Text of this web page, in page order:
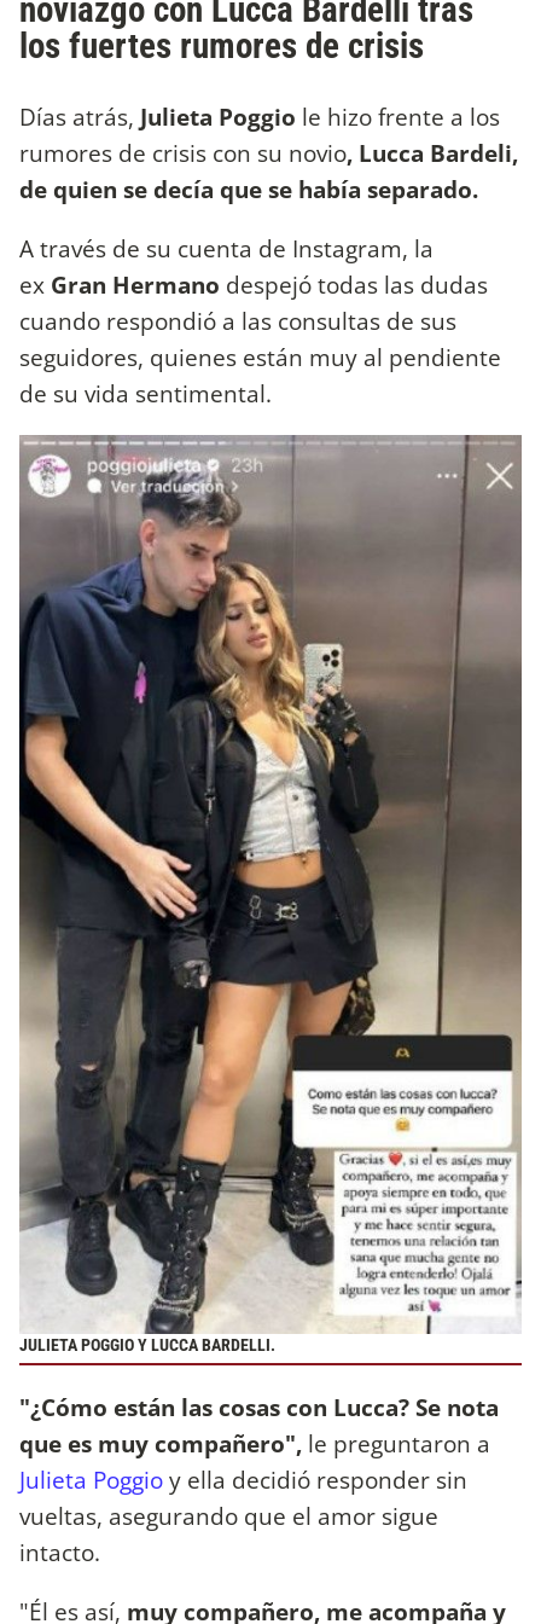
noviazgo con Lucca Bardelli tras
los fuertes rumores de crisis
Días atrás, Julieta Poggio le hizo frente a los
rumores de crisis con su novio, Lucca Bardeli,
de quien se decía que se había separado.
A través de su cuenta de Instagram, la
ex Gran Hermano despejó todas las dudas
cuando respondió a las consultas de sus
seguidores, quienes están muy al pendiente
de su vida sentimental.
JULIETA POGGIO Y LUCCA BARDELLI.
"¿Cómo están las cosas con Lucca? Se nota
que es muy compañero", le preguntaron a
Julieta Poggioy ella decidió responder sin
vueltas, asegurando que el amor sigue
intacto.
"Él es así, muy compañero, me acompaña y